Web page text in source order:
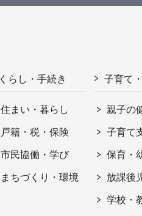
くらし・手続き
住まい・暮らし
戸籍・税・保険
市民協働・学び
まちづくり・環境
子育て
親子の
子育て
保育・
放課後
学校・